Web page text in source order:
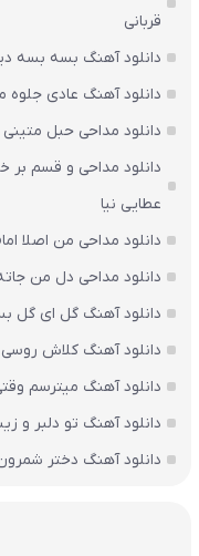
قربانی
دانلود آهنگ بسه بسه
دانلود آهنگ عادی
دانلود مداحی حبل
دانلود مداحی و قسم بر
عطایی نیا
دانلود مداحی من اصلا
دانلود مداحی دل من
دانلود آهنگ گل ای گل
دانلود آهنگ کلاش روسی پستو
دانلود آهنگ میترسم
دانلود آهنگ تو دلبر و
دانلود آهنگ دختر